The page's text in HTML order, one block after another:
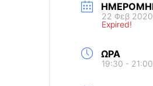
22 Φεβ 2020
Expired!
ΏΡΑ
19:30 - 21:00